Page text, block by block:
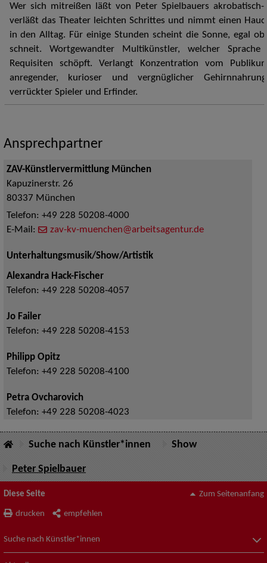
Wer sich mitreißen läßt von Peter Spielbauers akrobatisch-
verläßt das Theater leichten Schrittes und nimmt einen
in den Alltag. Für einige Stunden scheint die Sonne, egal
schneit. Wortgewandter Multikünstler, welcher
Requisiten schöpft. Verlangt Konzentration vom
anregender, kurioser und vergnüglicher
verrückter Spieler und Erfinder.
Ansprechpartner
ZAV-Künstlervermittlung München
Kapuzinerstr. 26
80337 München
Telefon: +49 228 50208-4000
E-Mail:
zav-kv-muenchen@arbeitsagentur.de
Unterhaltungsmusik/Show/Artistik
Alexandra Hack-Fischer
Telefon: +49 228 50208-4057
Jo Failer
Telefon: +49 228 50208-4153
Philipp Opitz
Telefon: +49 228 50208-4100
Petra Ovcharovich
Telefon: +49 228 50208-4023
Suche nach Künstler*innen Show
Peter Spielbauer
Diese Seite
drucken empfehlen
Zum Seitenanfang
Suche nach Künstler*innen